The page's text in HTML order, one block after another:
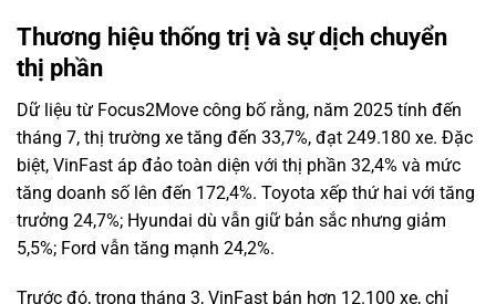
Thương hiệu thống trị và sự dịch chuyển
thị phần
Dữ liệu từ Focus2Move công bố rằng, năm 2025 tính đến
tháng 7, thị trường xe tăng đến 33,7%, đạt 249.180 xe. Đặc
biệt, VinFast áp đảo toàn diện với thị phần 32,4% và mức
tăng doanh số lên đến 172,4%. Toyota xếp thứ hai với tăng
trưởng 24,7%; Hyundai dù vẫn giữ bản sắc nhưng giảm
5,5%; Ford vẫn tăng mạnh 24,2%.
Trước đó, trong tháng 3, VinFast bán hơn 12.100 xe, chỉ